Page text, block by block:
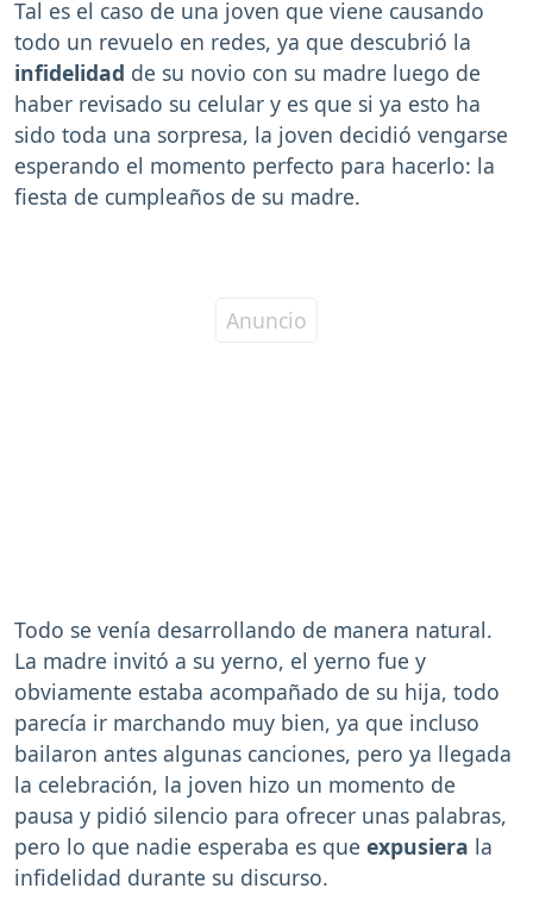
Tal es el caso de una joven que viene causando
todo un revuelo en redes, ya que descubrió la
infidelidad de su novio con su madre luego de
haber revisado su celular y es que si ya esto ha
sido toda una sorpresa, la joven decidió vengarse
esperando el momento perfecto para hacerlo: la
fiesta de cumpleaños de su madre.
Todo se venía desarrollando de manera natural.
La madre invitó a su yerno, el yerno fue y
obviamente estaba acompañado de su hija, todo
parecía ir marchando muy bien, ya que incluso
bailaron antes algunas canciones, pero ya llegada
la celebración, la joven hizo un momento de
pausa y pidió silencio para ofrecer unas palabras,
pero lo que nadie esperaba es que expusiera la
infidelidad durante su discurso.